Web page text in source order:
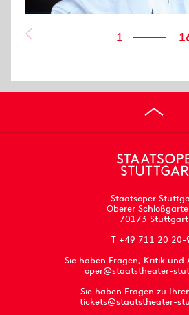
1
Staatsoper
Oberer
70173 Stuttgart
T +49 711 20 20-
Sie haben Fragen, Kritik und
oper@staatstheater-
Sie haben Fragen zu
tickets@staatstheater-